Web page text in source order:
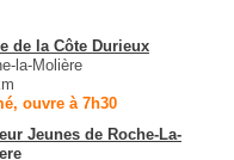
de la Côte Durieux
la-Molière
ouvre à 7h30
Jeunes de Roche-La-